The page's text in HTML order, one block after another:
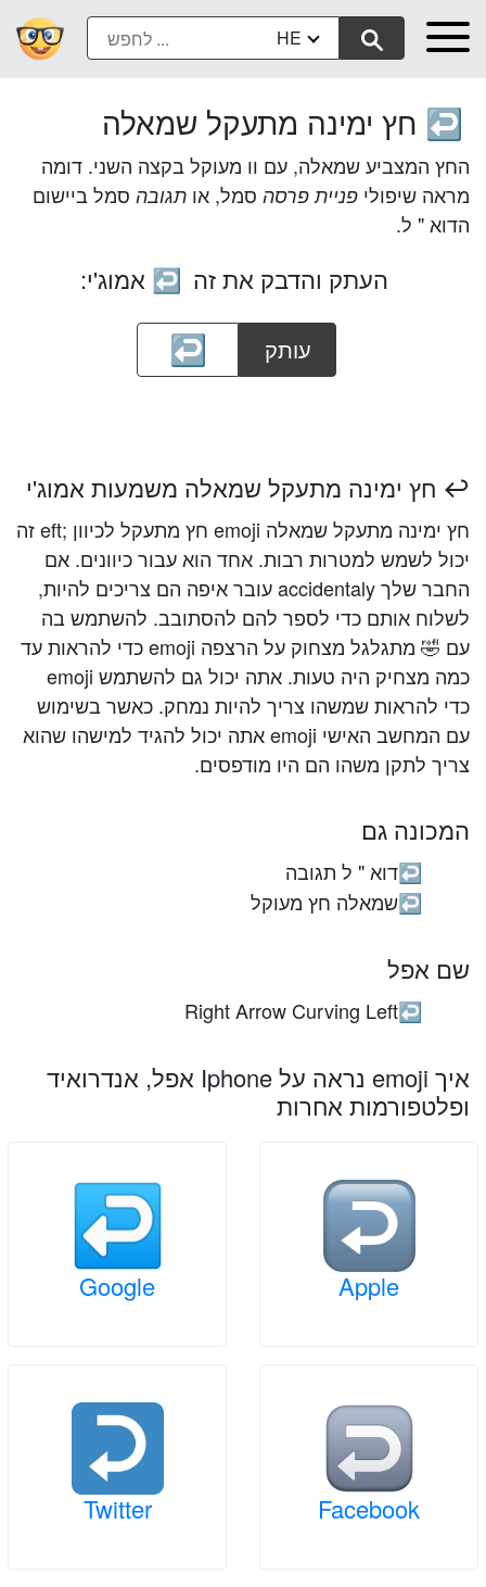
HE
↩️ חץ ימינה מתעקל שמאלה
החץ המצביע שמאלה, עם וו מעוקל בקצה השני. דומה
מראה שיפולי פניית פרסה סמל, או תגובה סמל ביישום
הדוא " ל.
העתק והדבק את זה ↩️ אמוג'י:
עותק
↩️ חץ ימינה מתעקל שמאלה משמעות אמוג'י
חץ ימינה מתעקל שמאלה emoji חץ מתעקל לכיוון ;eft זה
יכול לשמש למטרות רבות. אחד הוא עבור כיוונים. אם
החבר שלך accidentaly עובר איפה הם צריכים להיות,
לשלוח אותם כדי לספר להם להסתובב. להשתמש בה
עם 🤣 מתגלגל מצחוק על הרצפה emoji כדי להראות עד
כמה מצחיק היה טעות. אתה יכול גם להשתמש emoji
כדי להראות שמשהו צריך להיות נמחק. כאשר בשימוש
עם המחשב האישי emoji אתה יכול להגיד למישהו שהוא
צריך לתקן משהו הם היו מודפסים.
המכונה גם
↩️דוא " ל תגובה
↩️שמאלה חץ מעוקל
שם אפל
↩️
Right Arrow Curving Left
איך emoji נראה על Iphone אפל, אנדרואיד
ופלטפורמות אחרות
Apple
Google
Facebook
Twitter